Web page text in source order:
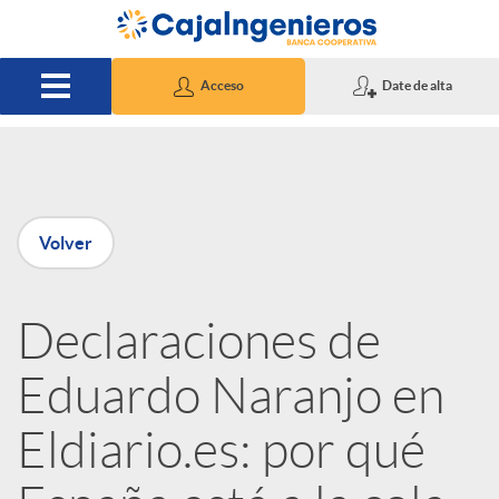
Saltar al contenido principal
Acceso Date de alta
P
u
b
l
Volver
Declaraciones de
Eduardo Naranjo en
Eldiario.es: por qué